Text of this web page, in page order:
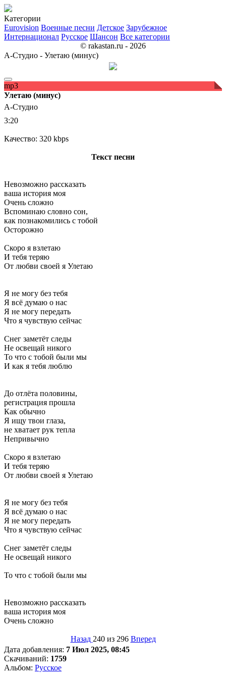
Категории
Eurovision Военные песни Детское Зарубежное
Интернационал Русское Шансон Все категории
© rakastan.ru - 2026
А-Студио - Улетаю (минус)
mp3
Улетаю (минус)
А-Студио
3:20
Качество: 320 kbps
Текст песни
Невозможно рассказать
ваша история моя
Очень сложно
Вспоминаю словно сон,
как познакомились с тобой
Осторожно
Скоро я взлетаю
И тебя теряю
От любви своей я Улетаю
Я не могу без тебя
Я всё думаю о нас
Я не могу передать
Что я чувствую сейчас
Снег заметёт следы
Не освещай никого
То что с тобой были мы
И как я тебя люблю
До отлёта половины,
регистрация прошла
Как обычно
Я ищу твои глаза,
не хватает рук тепла
Непривычно
Скоро я взлетаю
И тебя теряю
От любви своей я Улетаю
Я не могу без тебя
Я всё думаю о нас
Я не могу передать
Что я чувствую сейчас
Снег заметёт следы
Не освещай никого
То что с тобой были мы
Невозможно рассказать
ваша история моя
Очень сложно
Назад 240 из 296 Вперед
Дата добавления: 7 Июл 2025, 08:45
Скачиваний: 1759
Альбом: Русское